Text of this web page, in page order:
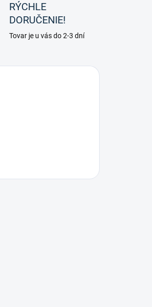
RÝCHLE
DORUČENIE!
Tovar je u vás do 2-3 dní